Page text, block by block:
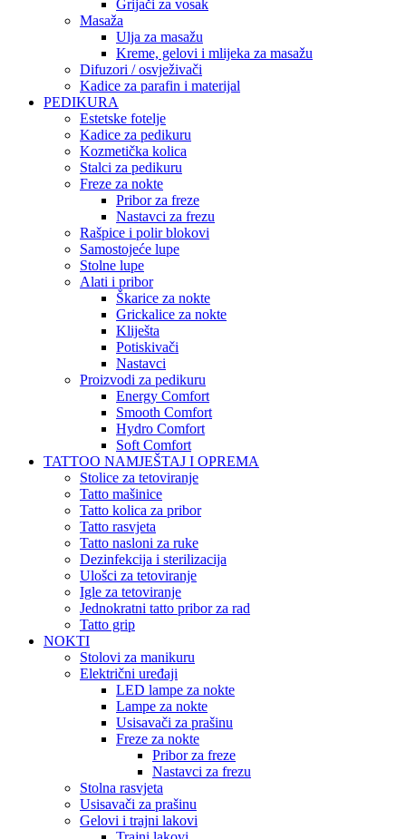
Grijači za vosak
Masaža
Ulja za masažu
Kreme, gelovi i mlijeka za masažu
Difuzori / osvježivači
Kadice za parafin i materijal
PEDIKURA
Estetske fotelje
Kadice za pedikuru
Kozmetička kolica
Stalci za pedikuru
Freze za nokte
Pribor za freze
Nastavci za frezu
Rašpice i polir blokovi
Samostojeće lupe
Stolne lupe
Alati i pribor
Škarice za nokte
Grickalice za nokte
Kliješta
Potiskivači
Nastavci
Proizvodi za pedikuru
Energy Comfort
Smooth Comfort
Hydro Comfort
Soft Comfort
TATTOO NAMJEŠTAJ I OPREMA
Stolice za tetoviranje
Tatto mašinice
Tatto kolica za pribor
Tatto rasvjeta
Tatto nasloni za ruke
Dezinfekcija i sterilizacija
Ulošci za tetoviranje
Igle za tetoviranje
Jednokratni tatto pribor za rad
Tatto grip
NOKTI
Stolovi za manikuru
Električni uređaji
LED lampe za nokte
Lampe za nokte
Usisavači za prašinu
Freze za nokte
Pribor za freze
Nastavci za frezu
Stolna rasvjeta
Usisavači za prašinu
Gelovi i trajni lakovi